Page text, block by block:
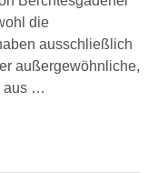
die
ausschließlich
außergewöhnliche,
aus …